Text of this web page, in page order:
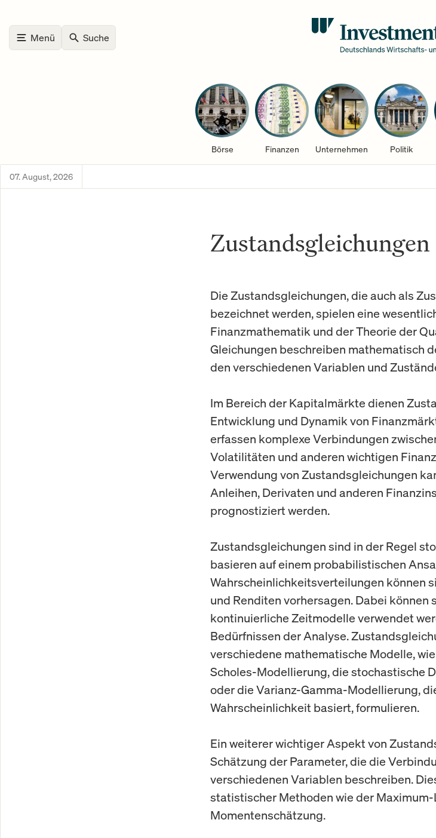
Menü Suche
Börse Finanzen Unternehmen Politik
07. August, 2026
Zustandsgleichungen
Die Zustandsgleichungen, die auch als
bezeichnet werden, spielen eine
Finanzmathematik und der Theorie der
Gleichungen beschreiben mathematisch
den verschiedenen Variablen und
Im Bereich der Kapitalmärkte dienen
Entwicklung und Dynamik von
erfassen komplexe Verbindungen
Volatilitäten und anderen wichtigen
Verwendung von Zustandsgleichungen
Anleihen, Derivaten und anderen
prognostiziert werden.
Zustandsgleichungen sind in der Regel
basieren auf einem probabilistischen
Wahrscheinlichkeitsverteilungen können
und Renditen vorhersagen. Dabei können
kontinuierliche Zeitmodelle verwendet
Bedürfnissen der Analyse.
verschiedene mathematische Modelle,
Scholes-Modellierung, die stochastische
oder die Varianz-Gamma-Modellierung,
Wahrscheinlichkeit basiert, formulieren.
Ein weiterer wichtiger Aspekt von
Schätzung der Parameter, die die
verschiedenen Variablen beschreiben.
statistischer Methoden wie der
Momentenschätzung.